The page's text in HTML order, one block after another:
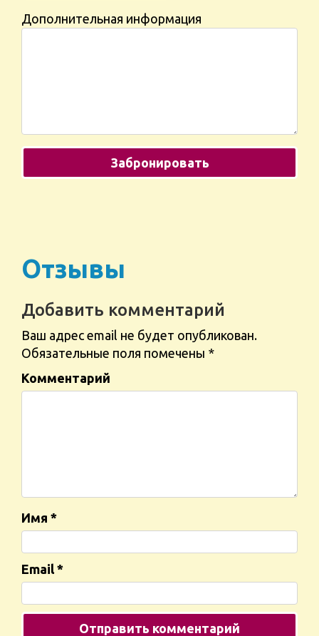
Дополнительная информация
Отзывы
Добавить комментарий
Ваш адрес email не будет опубликован.
Обязательные поля помечены *
Комментарий
Имя *
Email *